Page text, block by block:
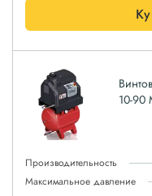
10-90
Производительность
Максимальное давление